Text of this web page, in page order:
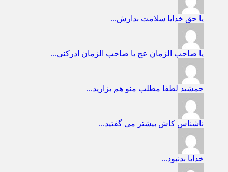
یا حق خدایا سلامت بدارش...
یا صاحب الزمان عج یا صاحب الزمان ادرکنی...
جمشید لطفا مطلب منو هم بزارید...
ناشناس کاش بیشتر می گفتید...
خدایا بدنبود...